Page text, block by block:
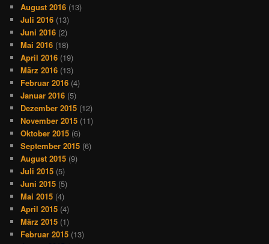
August 2016 (13)
Juli 2016 (13)
Juni 2016 (2)
Mai 2016 (18)
April 2016 (19)
März 2016 (13)
Februar 2016 (4)
Januar 2016 (5)
Dezember 2015 (12)
November 2015 (11)
Oktober 2015 (6)
September 2015 (6)
August 2015 (9)
Juli 2015 (5)
Juni 2015 (5)
Mai 2015 (4)
April 2015 (4)
März 2015 (1)
Februar 2015 (13)